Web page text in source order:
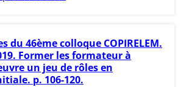
du 46ème colloque COPIRELEM.
Former les formateur à
un jeu de rôles en
p. 106-120.